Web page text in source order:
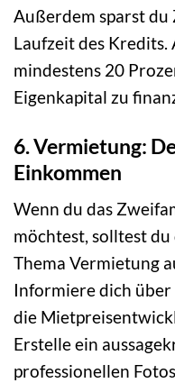
Außerdem sparst
Laufzeit des Kredits.
mindestens 20
Eigenkapital zu
6. Vermietung:
Einkommen
Wenn du das
möchtest, solltest
Thema Vermietung
Informiere dich
die
Erstelle ein
professionellen